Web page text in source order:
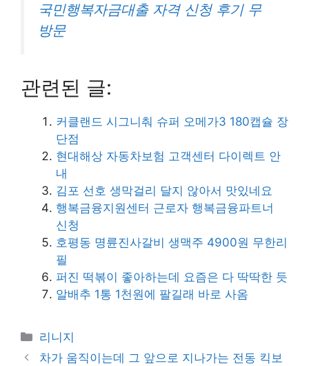
국민행복자금대출 자격 신청 후기 무
방문
관련된 글:
커클랜드 시그니춰 슈퍼 오메가3 180캡슐 장
단점
현대해상 자동차보험 고객센터 다이렉트 안
내
김포 선호 생막걸리 달지 않아서 맛있네요
행복금융지원센터 근로자 행복금융파트너
신청
호평동 명륜진사갈비 생맥주 4900원 무한리
필
퍼진 떡볶이 좋아하는데 요즘은 다 딱딱한 듯
알배추 1통 1천원에 팔길래 바로 사옴
Categories
리니지
차가 움직이는데 그 앞으로 지나가는 전동 킥보